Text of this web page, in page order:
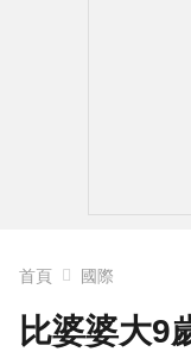
首頁 國際
比婆婆大9